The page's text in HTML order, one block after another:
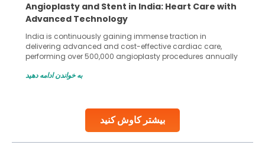
بیشتر کاوش کنید
Angioplasty and Stent in India: Heart Care with
Advanced Technology
India is continuously gaining immense traction in
delivering advanced and cost-effective cardiac care,
performing over 500,000 angioplasty procedures annually
globe are searching for treatments like angioplasty and
Studies, such as one published
به خواندن ادامه دهید